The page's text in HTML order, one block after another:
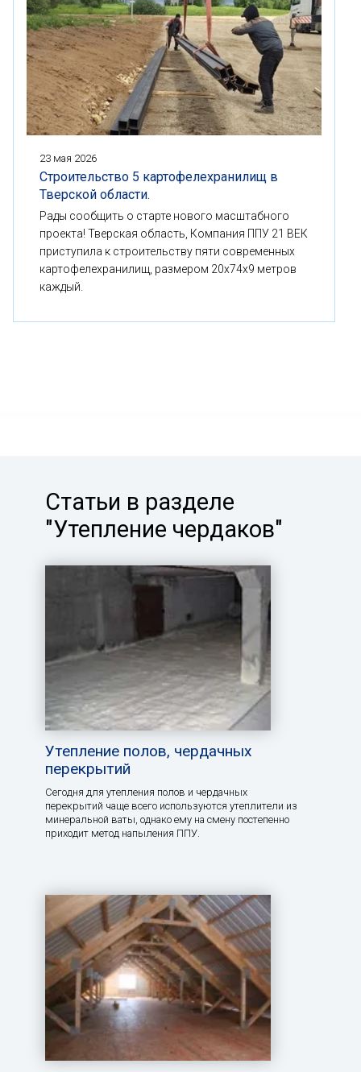
23 мая 2026
Строительство 5 картофелехранилищ в
Тверской области.
Рады сообщить о старте нового масштабного
проекта! Тверская область, Компания ППУ 21 ВЕК
приступила к строительству пяти современных
картофелехранилищ, размером 20x74x9 метров
каждый.
Статьи в разделе
"Утепление чердаков"
Утепление полов, чердачных
перекрытий
Сегодня для утепления полов и чердачных
перекрытий чаще всего используются утеплители из
минеральной ваты, однако ему на смену постепенно
приходит метод напыления ППУ.